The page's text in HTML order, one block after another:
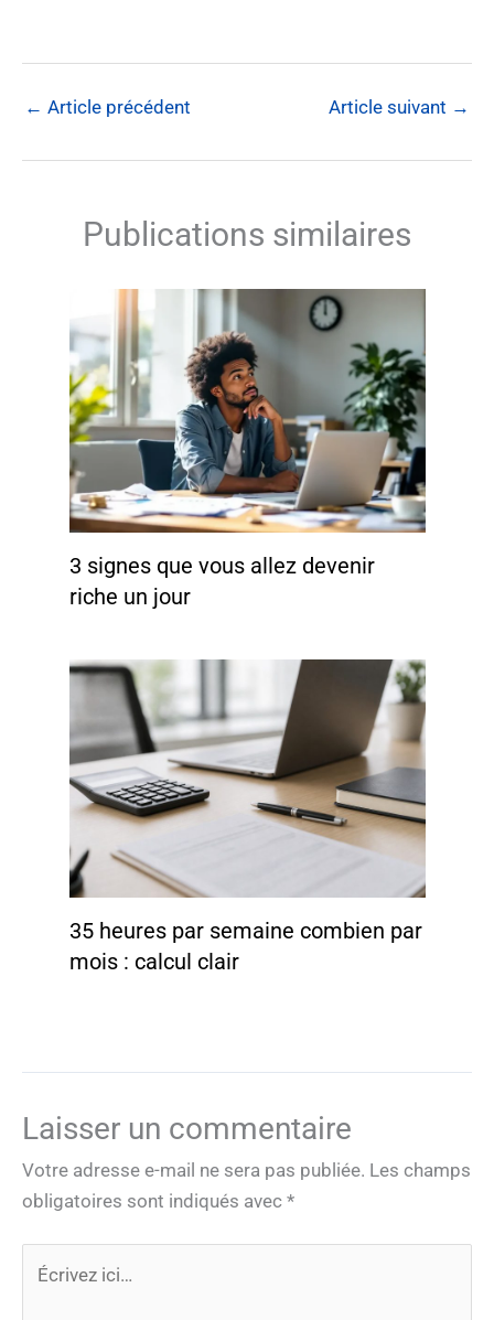
← Article précédent Article suivant →
Publications similaires
3 signes que vous allez devenir
riche un jour
35 heures par semaine combien par
mois : calcul clair
Laisser un commentaire
Votre adresse e-mail ne sera pas publiée. Les champs
obligatoires sont indiqués avec *